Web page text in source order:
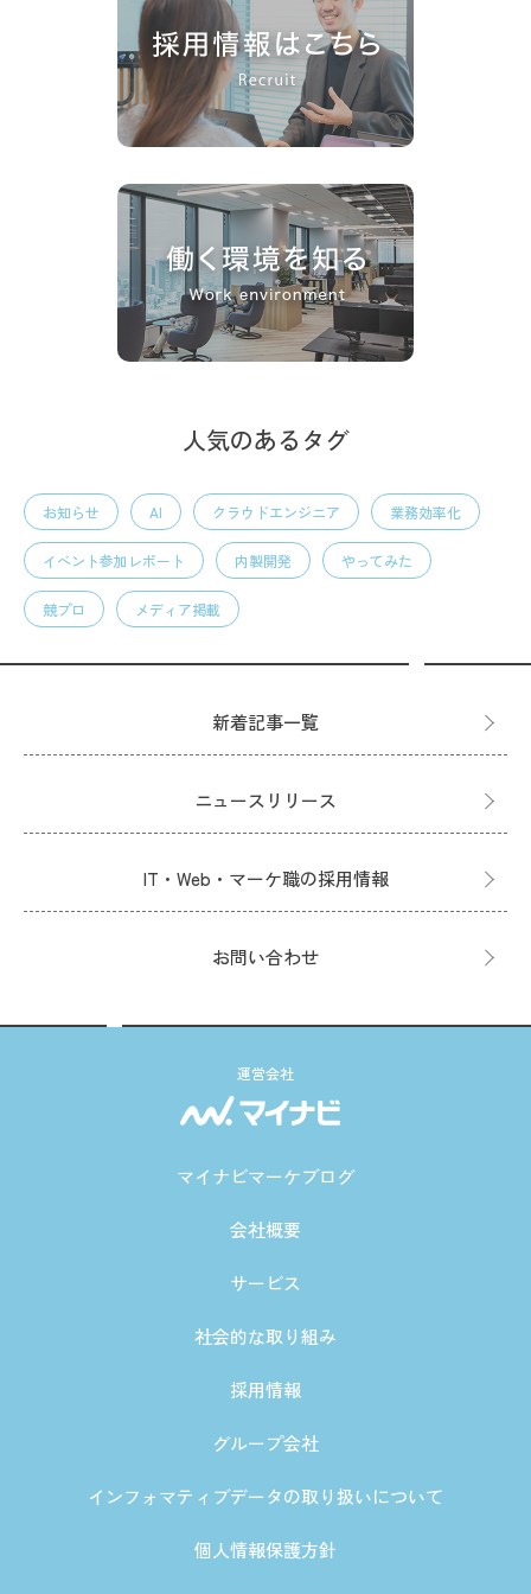
人気のあるタグ
お知らせ AI クラウドエンジニア 業務効率化
イベント参加レポート 内製開発 やってみた
競プロ メディア掲載
新着記事一覧
ニュースリリース
IT・Web・マーケ職の採用情報
お問い合わせ
運営会社
マイナビマーケブログ
会社概要
サービス
社会的な取り組み
採用情報
グループ会社
インフォマティブデータの取り扱いについて
個人情報保護方針